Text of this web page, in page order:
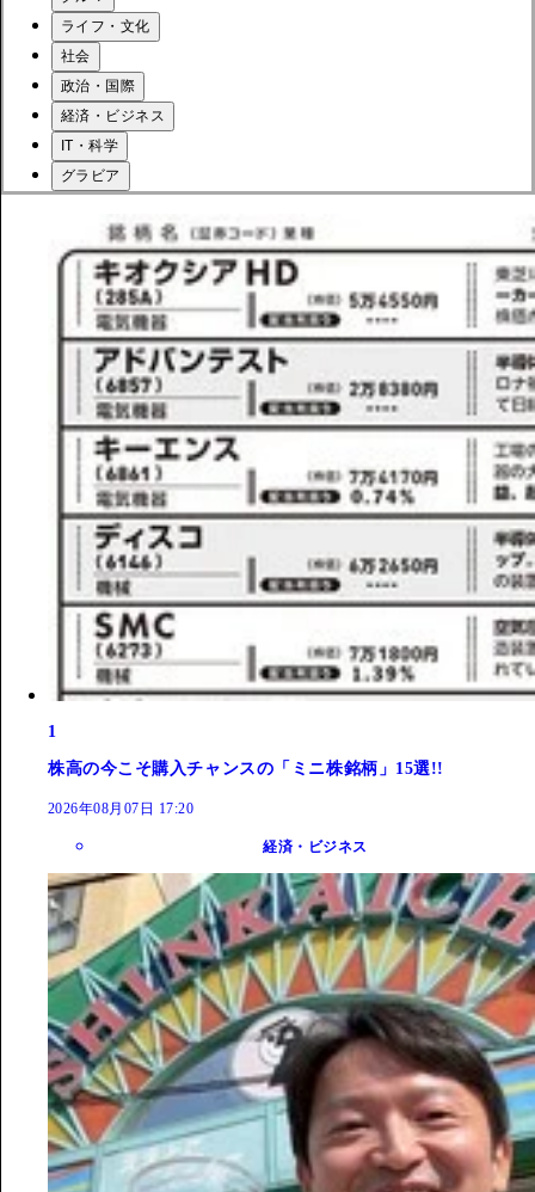
ライフ・文化
社会
政治・国際
経済・ビジネス
IT・科学
グラビア
1
株高の今こそ購入チャンスの「ミニ株銘柄」15選!!
2026年08月07日 17:20
経済・ビジネス